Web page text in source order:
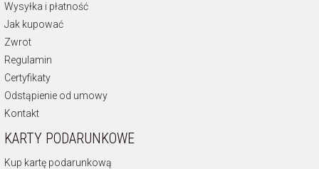
Wysyłka i płatność
Jak kupować
Zwrot
Regulamin
Certyfikaty
Odstąpienie od umowy
Kontakt
KARTY PODARUNKOWE
Kup kartę podarunkową